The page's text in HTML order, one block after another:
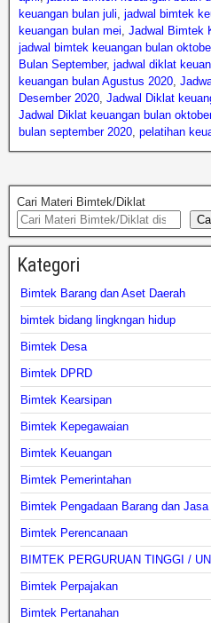
keuangan bulan juli, jadwal bimtek
keuangan bulan mei, Jadwal Bimtek
jadwal bimtek keuangan bulan
Bulan September, jadwal diklat
keuangan bulan Agustus 2020,
Desember 2020, Jadwal Diklat
Jadwal Diklat keuangan bulan
bulan september 2020, pelatihan
Cari Materi Bimtek/Diklat
Kategori
Bimtek Barang dan Aset Daerah
bimtek bidang lingkngan hidup
Bimtek Desa
Bimtek DPRD
Bimtek Kearsipan
Bimtek Kepegawaian
Bimtek Keuangan
Bimtek Pemerintahan
Bimtek Pengadaan Barang dan
Bimtek Perencanaan
BIMTEK PERGURUAN TINGGI /
Bimtek Perpajakan
Bimtek Pertanahan